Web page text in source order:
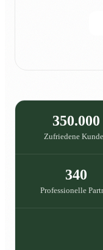
350.000
Zufriedene
340
Professionelle